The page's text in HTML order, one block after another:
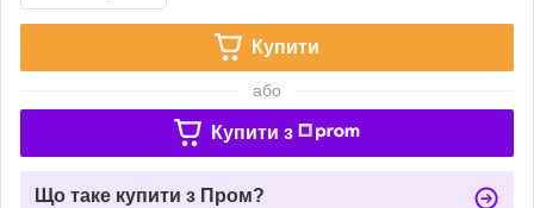
Купити
або
Купити з
Що таке купити з Пром?